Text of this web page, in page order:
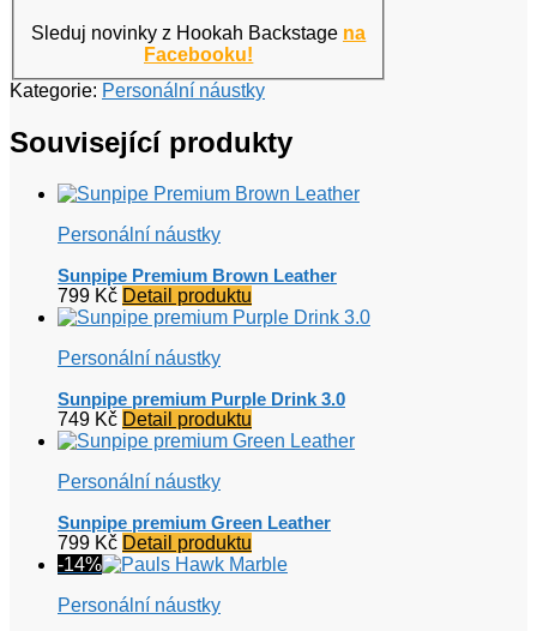
Sleduj novinky z Hookah Backstage na
Facebooku!
Kategorie: Personální náustky
Související produkty
Personální náustky
Sunpipe Premium Brown Leather
799 Kč Detail produktu
Personální náustky
Sunpipe premium Purple Drink 3.0
749 Kč Detail produktu
Personální náustky
Sunpipe premium Green Leather
799 Kč Detail produktu
-14%
Personální náustky